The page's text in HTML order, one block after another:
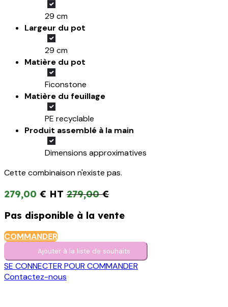
29 cm
Largeur du pot
29 cm
Matière du pot
Ficonstone
Matière du feuillage
PE recyclable
Produit assemblé à la main
Dimensions approximatives
Cette combinaison n'existe pas.
279,00 € 279,00€
Pas disponible à la vente
COMMANDER
Ajouter à la liste de s​o​uh​aits
SE CONNECTER POUR COMMANDER
Contactez-nous